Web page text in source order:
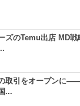
ズのTemu出店 MD
取引をオープンに
...